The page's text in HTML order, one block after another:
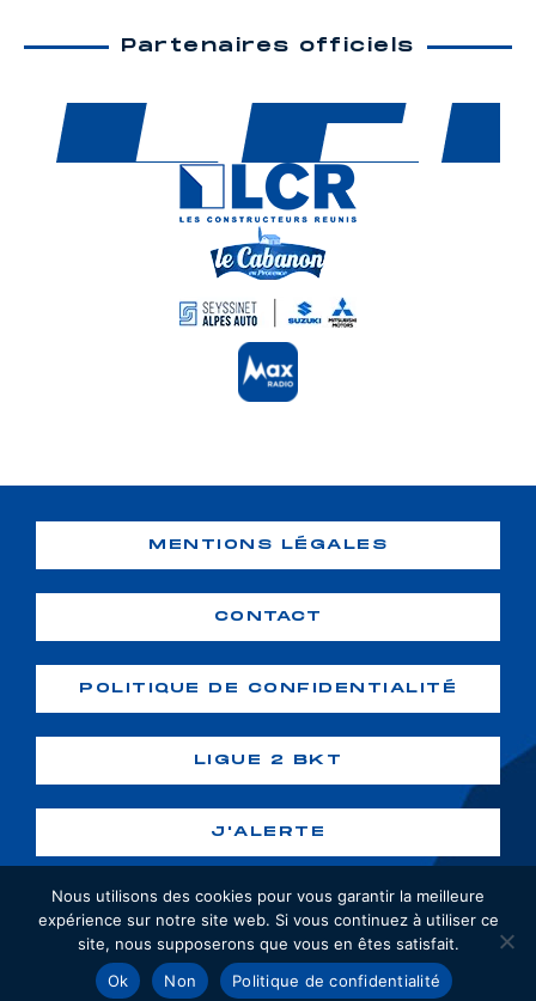
Partenaires officiels
MENTIONS LÉGALES
CONTACT
POLITIQUE DE CONFIDENTIALITÉ
LIGUE 2 BKT
J'ALERTE
Copyright ©2026 GF38. Tous droits
réservés. Création :webiaprod
Nous utilisons des cookies pour vous garantir la meilleure
expérience sur notre site web. Si vous continuez à utiliser ce
site, nous supposerons que vous en êtes satisfait.
Ok
Non Politique de confidentialité